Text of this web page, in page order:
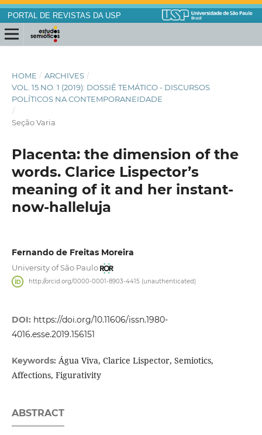
PORTAL DE REVISTAS DA USP
HOME / ARCHIVES /
VOL. 15 NO. 1 (2019): DOSSIÊ TEMÁTICO - DISCURSOS
POLÍTICOS NA CONTEMPORANEIDADE
/
Seção Varia
Placenta: the dimension of the
words. Clarice Lispector’s
meaning of it and her instant-
now-halleluja
Fernando de Freitas Moreira
University of São Paulo
http://orcid.org/0000-0001-8903-4415 (unauthenticated)
DOI: https://doi.org/10.11606/issn.1980-
4016.esse.2019.156151
Keywords: Água Viva, Clarice Lispector, Semiotics,
Affections, Figurativity
ABSTRACT